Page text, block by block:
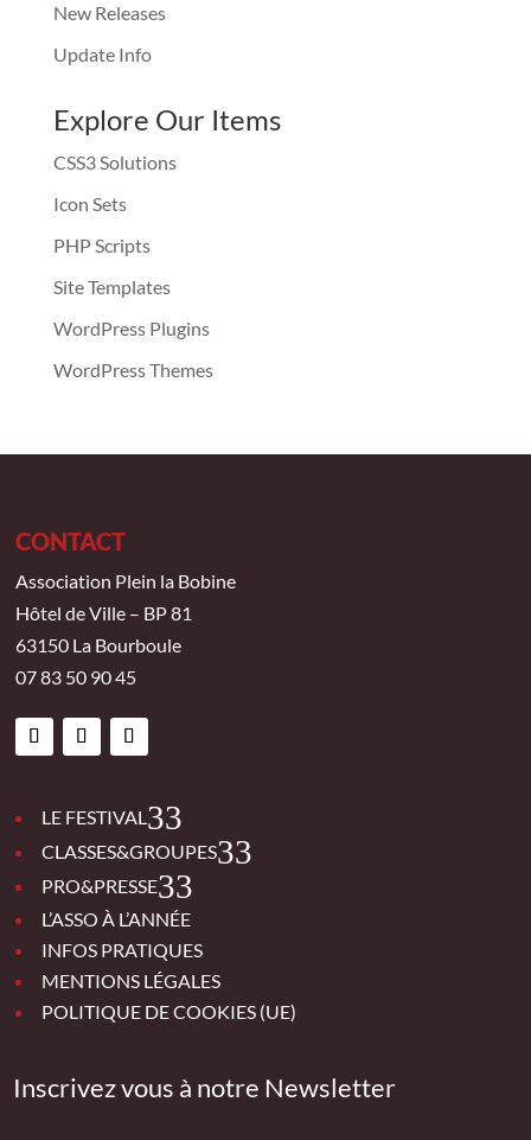
New Releases
Update Info
Explore Our Items
CSS3 Solutions
Icon Sets
PHP Scripts
Site Templates
WordPress Plugins
WordPress Themes
CONTACT
Association Plein la Bobine
Hôtel de Ville – BP 81
63150 La Bourboule
07 83 50 90 45
LE FESTIVAL 3
CLASSES&GROUPES 3
PRO&PRESSE 3
L’ASSO À L’ANNÉE
INFOS PRATIQUES
MENTIONS LÉGALES
POLITIQUE DE COOKIES (UE)
Inscrivez vous à notre Newsletter